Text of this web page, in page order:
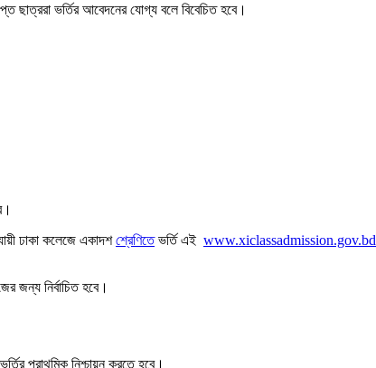
ছাত্ররা ভর্তির আবেদনের যোগ্য বলে বিবেচিত হবে।
ঢাকা কলেজে একাদশশ্রেণিতেভর্তি এই www.xiclassadmission.gov.bd
জন্য নির্বাচিত হবে।
প্রাথমিক নিশ্চায়ন করতে হবে।